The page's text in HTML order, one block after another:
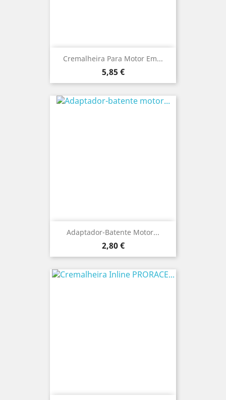
Cremalheira Para Motor Em...
Preço
5,85 €
Adaptador-Batente Motor...
Preço
2,80 €